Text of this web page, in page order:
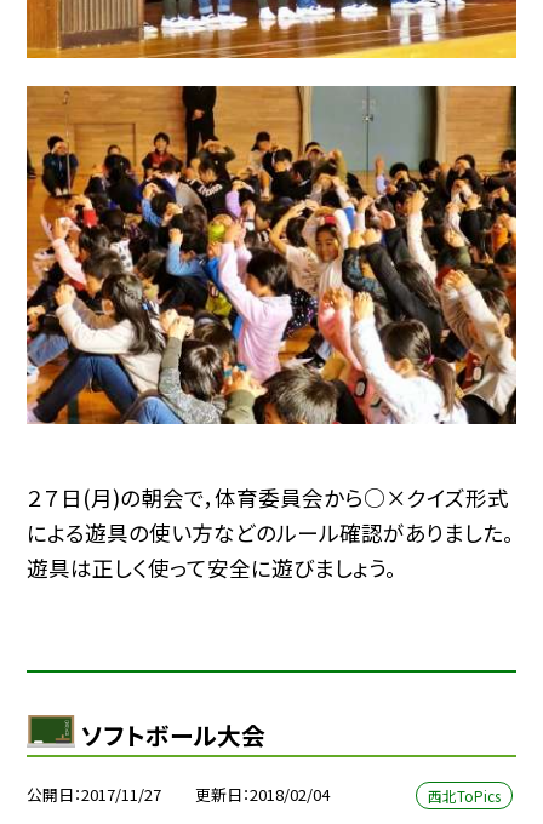
２７日(月)の朝会で，体育委員会から○×クイズ形式
による遊具の使い方などのルール確認がありました。
遊具は正しく使って安全に遊びましょう。
ソフトボール大会
公開日 2017/11/27 更新日 2018/02/04 西北ToPics